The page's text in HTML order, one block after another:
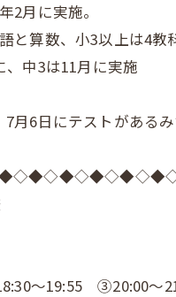
2月に実施。
と算数、小3以上は4教
、中3は11月に実施
月6日にテストがあるみ
～19:55 ③20:00～